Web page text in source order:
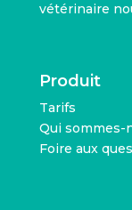
vétérinaire
Produit
Tarifs
Qui sommes-
Foire aux